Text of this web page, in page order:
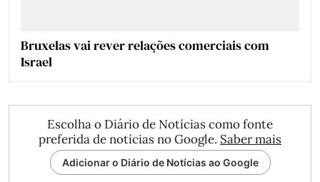
Bruxelas vai rever relações comerciais com
Israel
Escolha o Diário de Notícias como fonte
preferida de notícias no Google. Saber mais
Adicionar o Diário de Notícias ao Google